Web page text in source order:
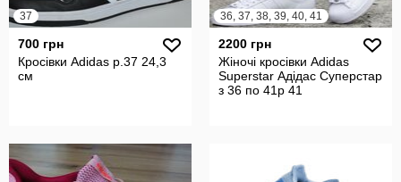
37
700 грн
Кросівки Adidas р.37 24,3
см
36, 37, 38, 39, 40, 41
2200 грн
Жіночі кросівки Adidas
Superstar Адідас Суперстар
з 36 по 41р 41